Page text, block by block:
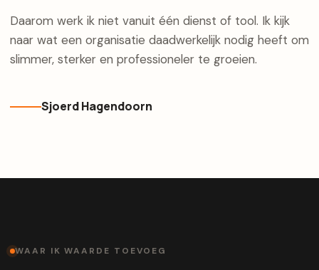
Daarom werk ik niet vanuit één dienst of tool. Ik kijk
naar wat een organisatie daadwerkelijk nodig heeft om
slimmer, sterker en professioneler te groeien.
Sjoerd Hagendoorn
WAAR IK WAARDE TOEVOEG